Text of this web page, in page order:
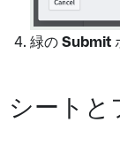
緑の Submit
シートと